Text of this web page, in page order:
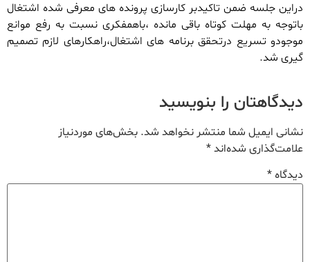
دراین جلسه ضمن تاکیدبر کارسازی پرونده های معرفی شده اشتغال
باتوجه به مهلت کوتاه باقی مانده ،باهمفکری نسبت به رفع موانع
موجودو تسریع درتحقق برنامه های اشتغال،راهکارهای لازم تصمیم
گیری شد.
دیدگاهتان را بنویسید
نشانی ایمیل شما منتشر نخواهد شد. بخش‌های موردنیاز
علامت‌گذاری شده‌اند*
دیدگاه*